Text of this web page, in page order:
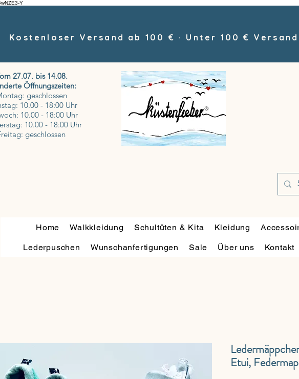
Y
Kostenloser Versand ab 100 € · Unter 100 €
27.07. bis 14.08.
Öffnungszeiten:
geschlossen
10.00 - 18:00 Uhr
10.00 - 18:00 Uhr
10.00 - 18:00 Uhr
geschlossen
Home Walkkleidung Schultüten & Kita Kleidung
Lederpuschen Wunschanfertigungen Sale Über uns Kontakt
Etui,